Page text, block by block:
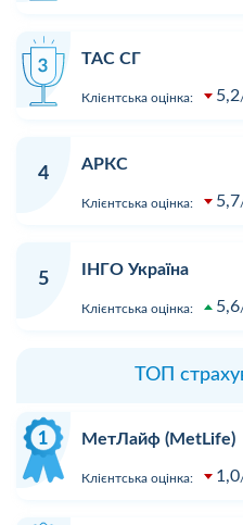
ТАС СГ
Клієнтська оцінка: 5,2
4
АРКС
Клієнтська оцінка: 5,7
5
ІНГО Україна
Клієнтська оцінка: 5,6
ТОП
МетЛайф (MetLife)
Клієнтська оцінка: 1,0